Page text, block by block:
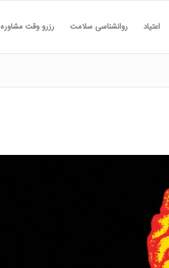
اعتیاد روانشناسی سلامت رزرو وقت مشاوره